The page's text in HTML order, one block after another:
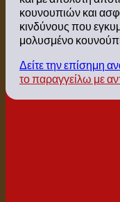
κουνουπιών και
κινδύνους που
μολυσμένο
Δείτε την επίσημη
το παραγγείλω με